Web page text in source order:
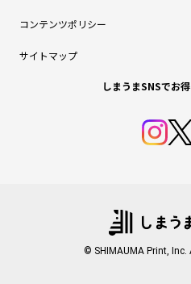
コンテンツポリシー
サイトマップ
しまうまSNSでお
© SHIMAUMA Print, Inc.